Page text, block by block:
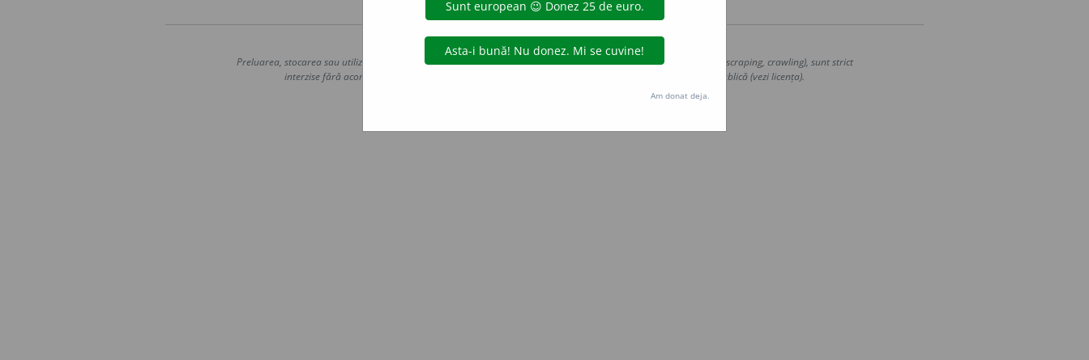
Copyright © 2004-2026 dexonline (https://dexonline.ro)
Preluarea, stocarea sau utilizarea datelor de pe acest site, inclusiv prin orice metode de extragere automată (web scraping, crawling), sunt strict
interzise fără acordul nostru prealabil scris, cu excepția seturilor de date oferite oficial spre utilizare publică (vezi licența).
Hosterion
Am donat deja.